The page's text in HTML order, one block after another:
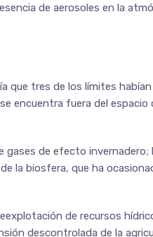
de aerosoles en la
que tres de los límites
encuentra fuera del espacio
de efecto invernadero;
la biosfera, que ha
de recursos
descontrolada de la